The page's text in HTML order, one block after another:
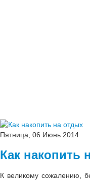
Пятница, 06 Июнь 2014
Как накопить
К великому сожалению,